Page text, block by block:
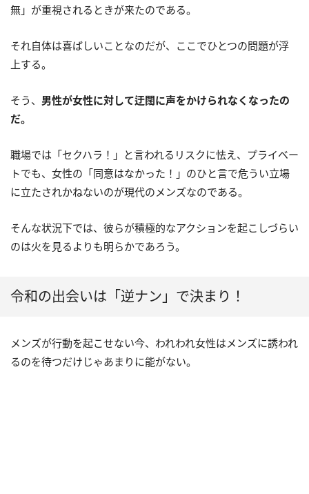
無」が重視されるときが来たのである。
それ自体は喜ばしいことなのだが、ここでひとつの問題が浮
上する。
そう、 男性が女性に対して迂闊に声をかけられなくなったの
だ。
職場では「セクハラ！」と言われるリスクに怯え、プライベー
トでも、女性の「同意はなかった！」のひと言で危うい立場
に立たされかねないのが現代のメンズなのである。
そんな状況下では、彼らが積極的なアクションを起こしづらい
のは火を見るよりも明らかであろう。
令和の出会いは「逆ナン」で決まり！
メンズが行動を起こせない今、われわれ女性はメンズに誘われ
るのを待つだけじゃあまりに能がない。